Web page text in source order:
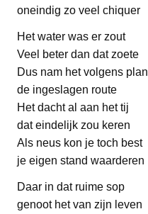
oneindig zo veel chiquer
Het water was er zout
Veel beter dan dat zoete
Dus nam het volgens plan
de ingeslagen route
Het dacht al aan het tij
dat eindelijk zou keren
Als neus kon je toch best
je eigen stand waarderen
Daar in dat ruime sop
genoot het van zijn leven